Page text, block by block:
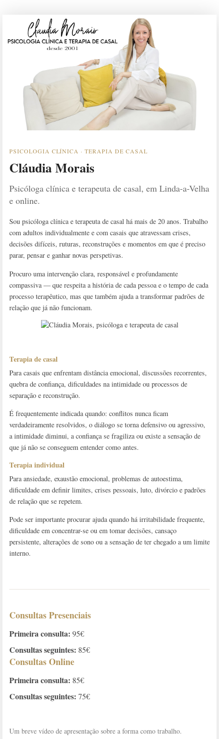
PSICOLOGIA CLÍNICA · TERAPIA DE CASAL
Cláudia Morais
Psicóloga clínica e terapeuta de casal, em Linda-a-Velha
e online.
Sou psicóloga clínica e terapeuta de casal há mais de 20 anos. Trabalho
com adultos individualmente e com casais que atravessam crises,
decisões difíceis, ruturas, reconstruções e momentos em que é preciso
parar, pensar e ganhar novas perspetivas.
Procuro uma intervenção clara, responsável e profundamente
compassiva — que respeita a história de cada pessoa e o tempo de cada
processo terapêutico, mas que também ajuda a transformar padrões de
relação que já não funcionam.
Terapia de casal
Para casais que enfrentam distância emocional, discussões recorrentes,
quebra de confiança, dificuldades na intimidade ou processos de
separação e reconstrução.
É frequentemente indicada quando: conflitos nunca ficam
verdadeiramente resolvidos, o diálogo se torna defensivo ou agressivo,
a intimidade diminui, a confiança se fragiliza ou existe a sensação de
que já não se conseguem entender como antes.
Terapia individual
Para ansiedade, exaustão emocional, problemas de autoestima,
dificuldade em definir limites, crises pessoais, luto, divórcio e padrões
de relação que se repetem.
Pode ser importante procurar ajuda quando há irritabilidade frequente,
dificuldade em concentrar-se ou em tomar decisões, cansaço
persistente, alterações de sono ou a sensação de ter chegado a um limite
interno.
Consultas Presenciais
Primeira consulta: 95€
Consultas seguintes: 85€
Consultas Online
Primeira consulta: 85€
Consultas seguintes: 75€
Um breve vídeo de apresentação sobre a forma como trabalho.